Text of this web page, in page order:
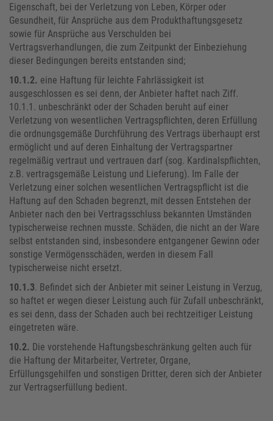
Eigenschaft, bei der Verletzung von Leben, Körper oder
Gesundheit, für Ansprüche aus dem Produkthaftungsgesetz
sowie für Ansprüche aus Verschulden bei
Vertragsverhandlungen, die zum Zeitpunkt der Einbeziehung
dieser Bedingungen bereits entstanden sind;
10.1.2. eine Haftung für leichte Fahrlässigkeit ist
ausgeschlossen es sei denn, der Anbieter haftet nach Ziff.
10.1.1. unbeschränkt oder der Schaden beruht auf einer
Verletzung von wesentlichen Vertragspflichten, deren Erfüllung
die ordnungsgemäße Durchführung des Vertrags überhaupt erst
ermöglicht und auf deren Einhaltung der Vertragspartner
regelmäßig vertraut und vertrauen darf (sog. Kardinalspflichten,
z.B. vertragsgemäße Leistung und Lieferung). Im Falle der
Verletzung einer solchen wesentlichen Vertragspflicht ist die
Haftung auf den Schaden begrenzt, mit dessen Entstehen der
Anbieter nach den bei Vertragsschluss bekannten Umständen
typischerweise rechnen musste. Schäden, die nicht an der Ware
selbst entstanden sind, insbesondere entgangener Gewinn oder
sonstige Vermögensschäden, werden in diesem Fall
typischerweise nicht ersetzt.
10.1.3. Befindet sich der Anbieter mit seiner Leistung in Verzug,
so haftet er wegen dieser Leistung auch für Zufall unbeschränkt,
es sei denn, dass der Schaden auch bei rechtzeitiger Leistung
eingetreten wäre.
10.2. Die vorstehende Haftungsbeschränkung gelten auch für
die Haftung der Mitarbeiter, Vertreter, Organe,
Erfüllungsgehilfen und sonstigen Dritter, deren sich der Anbieter
zur Vertragserfüllung bedient.